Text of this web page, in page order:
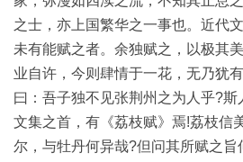
之士，亦上国繁华之一事也。近代
未有能赋之者。余独赋之，以极其
业自许，今则肆情于一花，无乃犹
曰：吾子独不见张荆州之为人乎?
文集之首，有《荔枝赋》焉!荔枝信
尔，与牡丹何异哉?但问其所赋之旨
文
器